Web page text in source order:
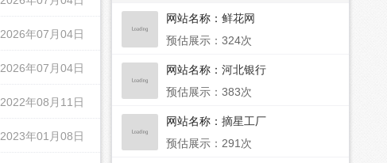
2026年07月04日
2026年07月04日
2022年08月11日
2023年01月08日
网站名称： 鲜花网
预估展示：324次
网站名称： 河北银行
预估展示：383次
网站名称： 摘星工厂
预估展示：291次